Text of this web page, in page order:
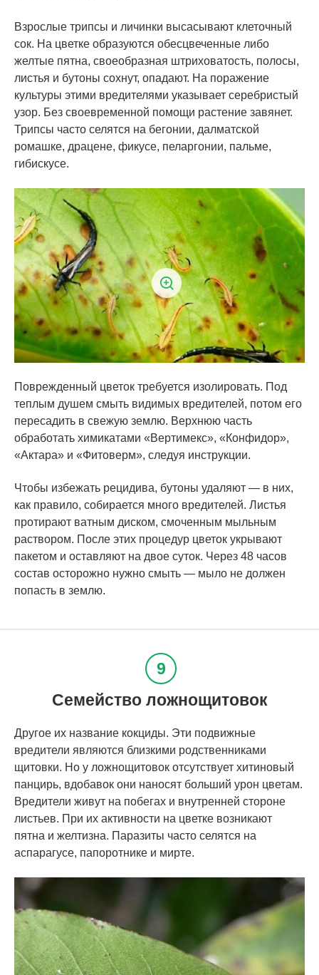
Взрослые трипсы и личинки высасывают клеточный
сок. На цветке образуются обесцвеченные либо
желтые пятна, своеобразная штриховатость, полосы,
листья и бутоны сохнут, опадают. На поражение
культуры этими вредителями указывает серебристый
узор. Без своевременной помощи растение завянет.
Трипсы часто селятся на бегонии, далматской
ромашке, драцене, фикусе, пеларгонии, пальме,
гибискусе.
Поврежденный цветок требуется изолировать. Под
теплым душем смыть видимых вредителей, потом его
пересадить в свежую землю. Верхнюю часть
обработать химикатами «Вертимекс», «Конфидор»,
«Актара» и «Фитоверм», следуя инструкции.
Чтобы избежать рецидива, бутоны удаляют — в них,
как правило, собирается много вредителей. Листья
протирают ватным диском, смоченным мыльным
раствором. После этих процедур цветок укрывают
пакетом и оставляют на двое суток. Через 48 часов
состав осторожно нужно смыть — мыло не должен
попасть в землю.
Семейство ложнощитовок
Другое их название кокциды. Эти подвижные
вредители являются близкими родственниками
щитовки. Но у ложнощитовок отсутствует хитиновый
панцирь, вдобавок они наносят больший урон цветам.
Вредители живут на побегах и внутренней стороне
листьев. При их активности на цветке возникают
пятна и желтизна. Паразиты часто селятся на
аспарагусе, папоротнике и мирте.